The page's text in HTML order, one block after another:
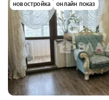
новостройка онлайн показ